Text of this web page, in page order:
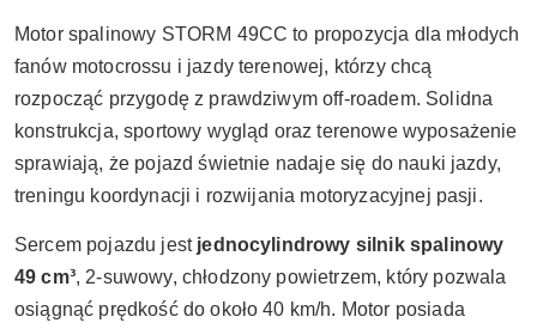
Motor spalinowy STORM 49CC to propozycja dla młodych
fanów motocrossu i jazdy terenowej, którzy chcą
rozpocząć przygodę z prawdziwym off-roadem. Solidna
konstrukcja, sportowy wygląd oraz terenowe wyposażenie
sprawiają, że pojazd świetnie nadaje się do nauki jazdy,
treningu koordynacji i rozwijania motoryzacyjnej pasji.
Sercem pojazdu jest jednocylindrowy silnik spalinowy
49 cm³, 2-suwowy, chłodzony powietrzem, który pozwala
osiągnąć prędkość do około 40 km/h. Motor posiada